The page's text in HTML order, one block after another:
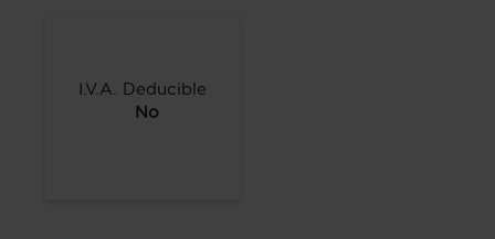
I.V.A. Deducible
No